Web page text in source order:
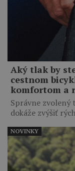
Aký tlak by
cestnom
komfortom a
Správne zvolený
dokáže zvýšiť
NOVINKY